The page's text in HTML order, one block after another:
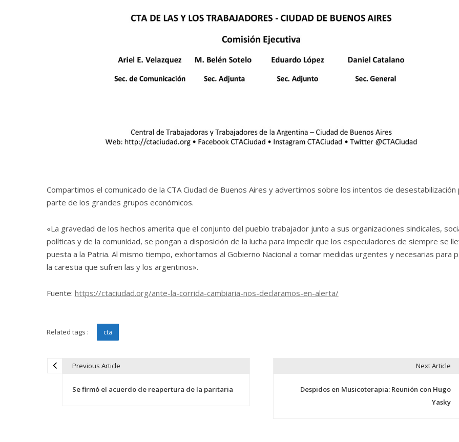
Compartimos el comunicado de la CTA Ciudad de Buenos Aires y advertimos sobre los intentos de desestabilización
parte de los grandes grupos económicos.
«La gravedad de los hechos amerita que el conjunto del pueblo trabajador junto a sus organizaciones sindicales,
políticas y de la comunidad, se pongan a disposición de la lucha para impedir que los especuladores de siempre se
puesta a la Patria. Al mismo tiempo, exhortamos al Gobierno Nacional a tomar medidas urgentes y necesarias para
la carestia que sufren las y los argentinos».
Fuente: https://ctaciudad.org/ante-la-corrida-cambiaria-nos-declaramos-en-alerta/
Related tags : cta
Previous Article
Se firmó el acuerdo de reapertura de la paritaria
Next Article
Despidos en Musicoterapia: Reunión con Hugo
Yasky